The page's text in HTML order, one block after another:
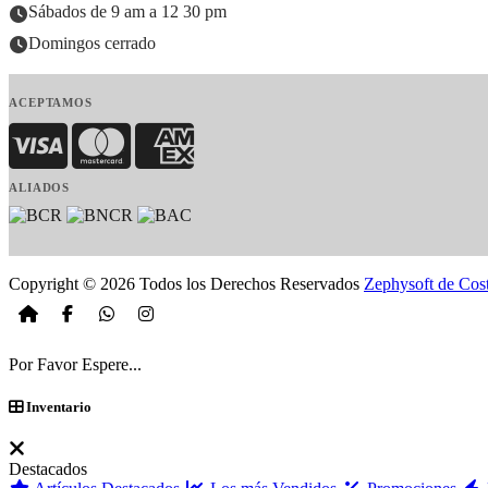
Sábados de 9 am a 12 30 pm
Domingos cerrado
ACEPTAMOS
Visa MasterCardAmerican Express
ALIADOS
Copyright © 2026 Todos los Derechos Reservados Zephysoft de
Por Favor Espere...
Inventario
Destacados